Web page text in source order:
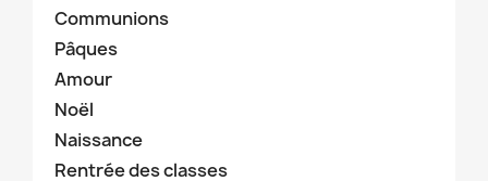
Communions
Pâques
Amour
Noël
Naissance
Rentrée des classes